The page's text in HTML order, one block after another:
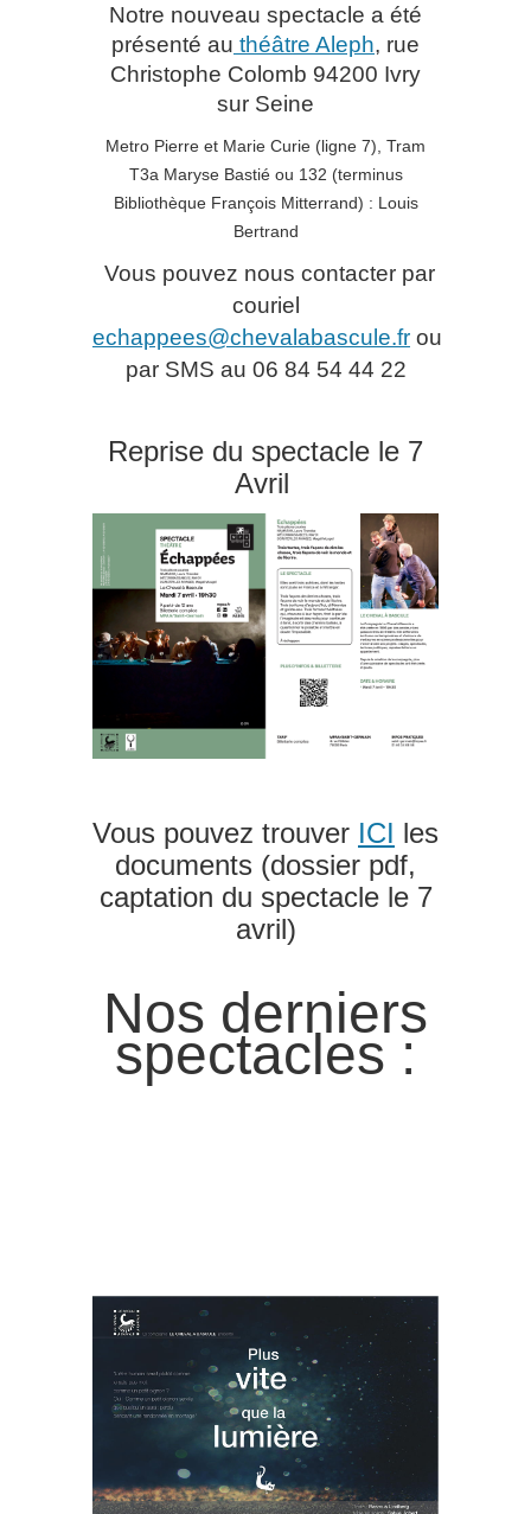
Notre nouveau spectacle a été
présenté au théâtre Aleph, rue
Christophe Colomb 94200 Ivry
sur Seine
Metro Pierre et Marie Curie (ligne 7), Tram
T3a Maryse Bastié ou 132 (terminus
Bibliothèque François Mitterrand) : Louis
Bertrand
Vous pouvez nous contacter par
couriel
echappees@chevalabascule.fr ou
par SMS au 06 84 54 44 22
Reprise du spectacle le 7
Avril
Vous pouvez trouver ICI les
documents (dossier pdf,
captation du spectacle le 7
avril)
Nos derniers
spectacles :